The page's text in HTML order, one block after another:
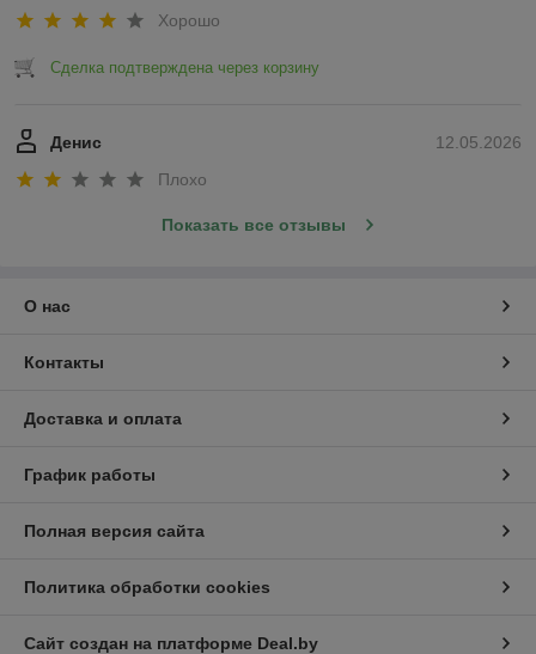
Хорошо
Сделка подтверждена через корзину
12.05.2026
Денис
Плохо
Показать все отзывы
О нас
Контакты
Доставка и оплата
График работы
Полная версия сайта
Политика обработки cookies
Сайт создан на платформе Deal.by